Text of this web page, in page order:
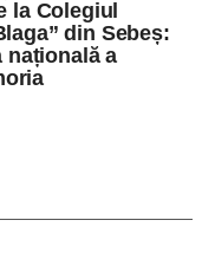
la Colegiul
din Sebeș:
națională a